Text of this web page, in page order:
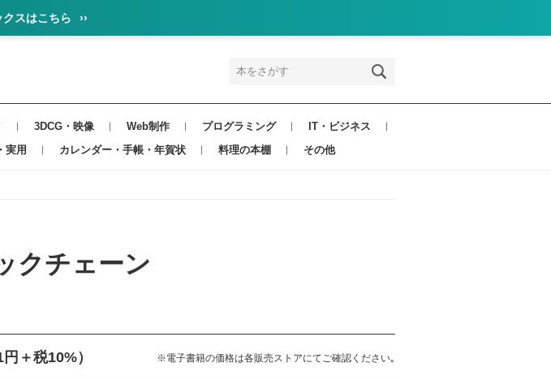
スはこちら ››
3DCG・映像 Web制作 プログラミング
IT・ビジネス
実用 カレンダー・手帳・年賀状 料理の本棚 その他
クチェーン
円＋税10%） ※電子書籍の価格は各販売ストアにてご確認ください｡